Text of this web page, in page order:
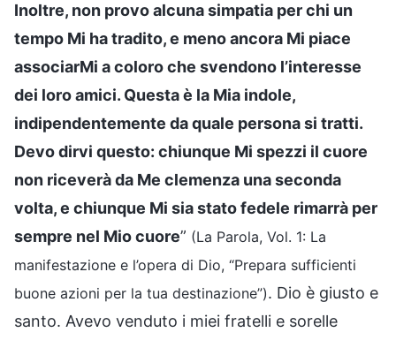
Inoltre, non provo alcuna simpatia per chi un
tempo Mi ha tradito, e meno ancora Mi piace
associarMi a coloro che svendono l’interesse
dei loro amici. Questa è la Mia indole,
indipendentemente da quale persona si tratti.
Devo dirvi questo: chiunque Mi spezzi il cuore
non riceverà da Me clemenza una seconda
volta, e chiunque Mi sia stato fedele rimarrà per
sempre nel Mio cuore” (La Parola, Vol. 1: La
manifestazione e l’opera di Dio, “Prepara sufficienti
buone azioni per la tua destinazione”). Dio è giusto e
santo. Avevo venduto i miei fratelli e sorelle